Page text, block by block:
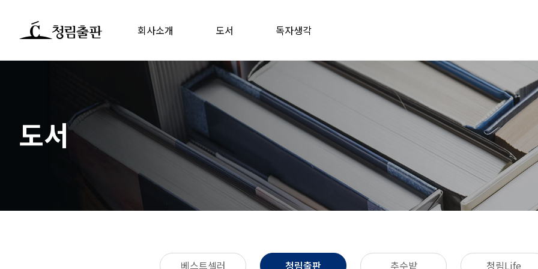
회사소개 도서 독자생각
도서
베스트셀러 청림출판 추수밭 청림Life